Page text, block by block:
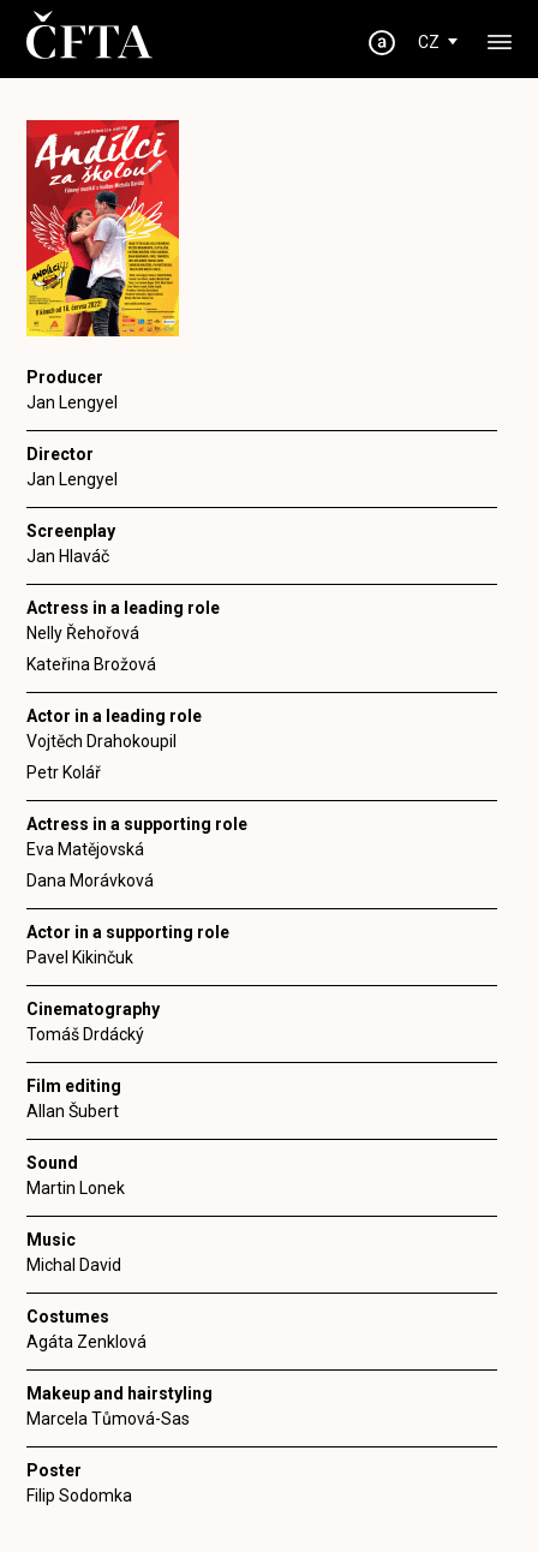
CZ
Producer
Jan Lengyel
Director
Jan Lengyel
Screenplay
Jan Hlaváč
Actress in a leading role
Nelly Řehořová
Kateřina Brožová
Actor in a leading role
Vojtěch Drahokoupil
Petr Kolář
Actress in a supporting role
Eva Matějovská
Dana Morávková
Actor in a supporting role
Pavel Kikinčuk
Cinematography
Tomáš Drdácký
Film editing
Allan Šubert
Sound
Martin Lonek
Music
Michal David
Costumes
Agáta Zenklová
Makeup and hairstyling
Marcela Tůmová-Sas
Poster
Filip Sodomka